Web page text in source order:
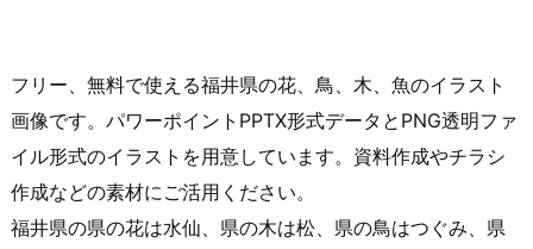
フリー、無料で使える福井県の花、鳥、木、魚のイラスト
画像です。パワーポイントPPTX形式データとPNG透明ファ
イル形式のイラストを用意しています。資料作成やチラシ
作成などの素材にご活用ください。
福井県の県の花は水仙、県の木は松、県の鳥はつぐみ、県